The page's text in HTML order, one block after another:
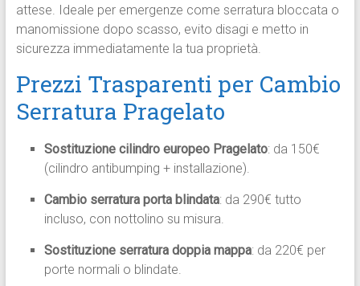
attese. Ideale per emergenze come serratura bloccata o
manomissione dopo scasso, evito disagi e metto in
sicurezza immediatamente la tua proprietà.​
Prezzi Trasparenti per Cambio
Serratura Pragelato
Sostituzione cilindro europeo Pragelato: da 150€
(cilindro antibumping + installazione).​
Cambio serratura porta blindata: da 290€ tutto
incluso, con nottolino su misura.​
Sostituzione serratura doppia mappa: da 220€ per
porte normali o blindate.​